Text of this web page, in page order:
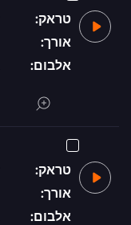
טראק:
אורך:
אלבום:
טראק:
אורך:
אלבום: